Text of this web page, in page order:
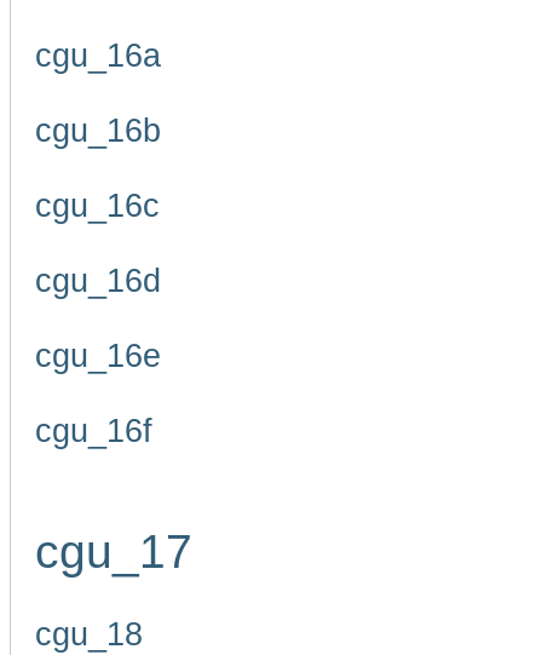
cgu_16a
cgu_16b
cgu_16c
cgu_16d
cgu_16e
cgu_16f
cgu_17
cgu_18